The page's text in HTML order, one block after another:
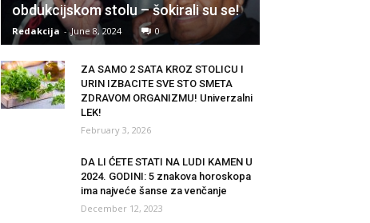
obdukcijskom stolu – šokirali su se!
Redakcija - June 8, 2024 0
ZA SAMO 2 SATA KROZ STOLICU I
URIN IZBACITE SVE STO SMETA
ZDRAVOM ORGANIZMU! Univerzalni
LEK!
February 3, 2026
DA LI ĆETE STATI NA LUDI KAMEN U
2024. GODINI: 5 znakova horoskopa
ima najveće šanse za venčanje
December 12, 2023